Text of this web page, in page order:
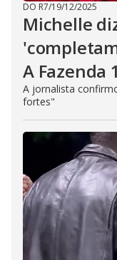
DO R7/19/12/2025
Michelle
A Fazenda
A jornalista
fortes"